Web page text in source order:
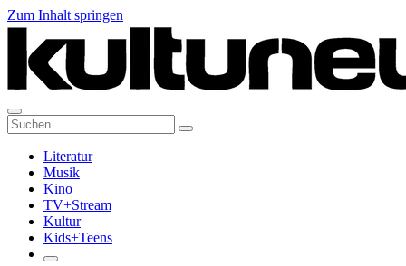
Zum Inhalt springen
Suche:
Literatur
Musik
Kino
TV+Stream
Kultur
Kids+Teens